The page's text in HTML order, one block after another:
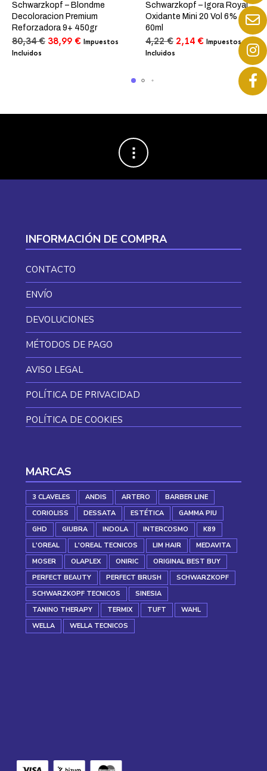
Schwarzkopf – Blondme
Decoloracion Premium
Reforzadora 9+ 450gr
80,34€ El
38,99 €ElImpuestos
Incluidos
Schwarzkopf – Igora Royal
Oxidante Mini 20 Vol 6%
60ml
4,22€ El
2,14 €ElImpuestos
Incluidos
INFORMACIÓN DE COMPRA
CONTACTO
ENVÍO
DEVOLUCIONES
MÉTODOS DE PAGO
AVISO LEGAL
POLÍTICA DE PRIVACIDAD
POLÍTICA DE COOKIES
MARCAS
3 CLAVELES ANDIS ARTERO
BARBER LINE
CORIOLISS
DESSATA ESTÉTICA
GAMMA PIU
GHD
GIUBRA INDOLA INTERCOSMO
K89
L'OREAL
L'OREAL TECNICOS LIM HAIR
MEDAVITA
MOSER
OLAPLEX ONIRIC
ORIGINAL BEST BUY
PERFECT BEAUTY
PERFECT BRUSH
SCHWARZKOPF
SCHWARZKOPF TECNICOS
SINESIA
TANINO THERAPY
TERMIX TUFT
WAHL
WELLA
WELLA TECNICOS